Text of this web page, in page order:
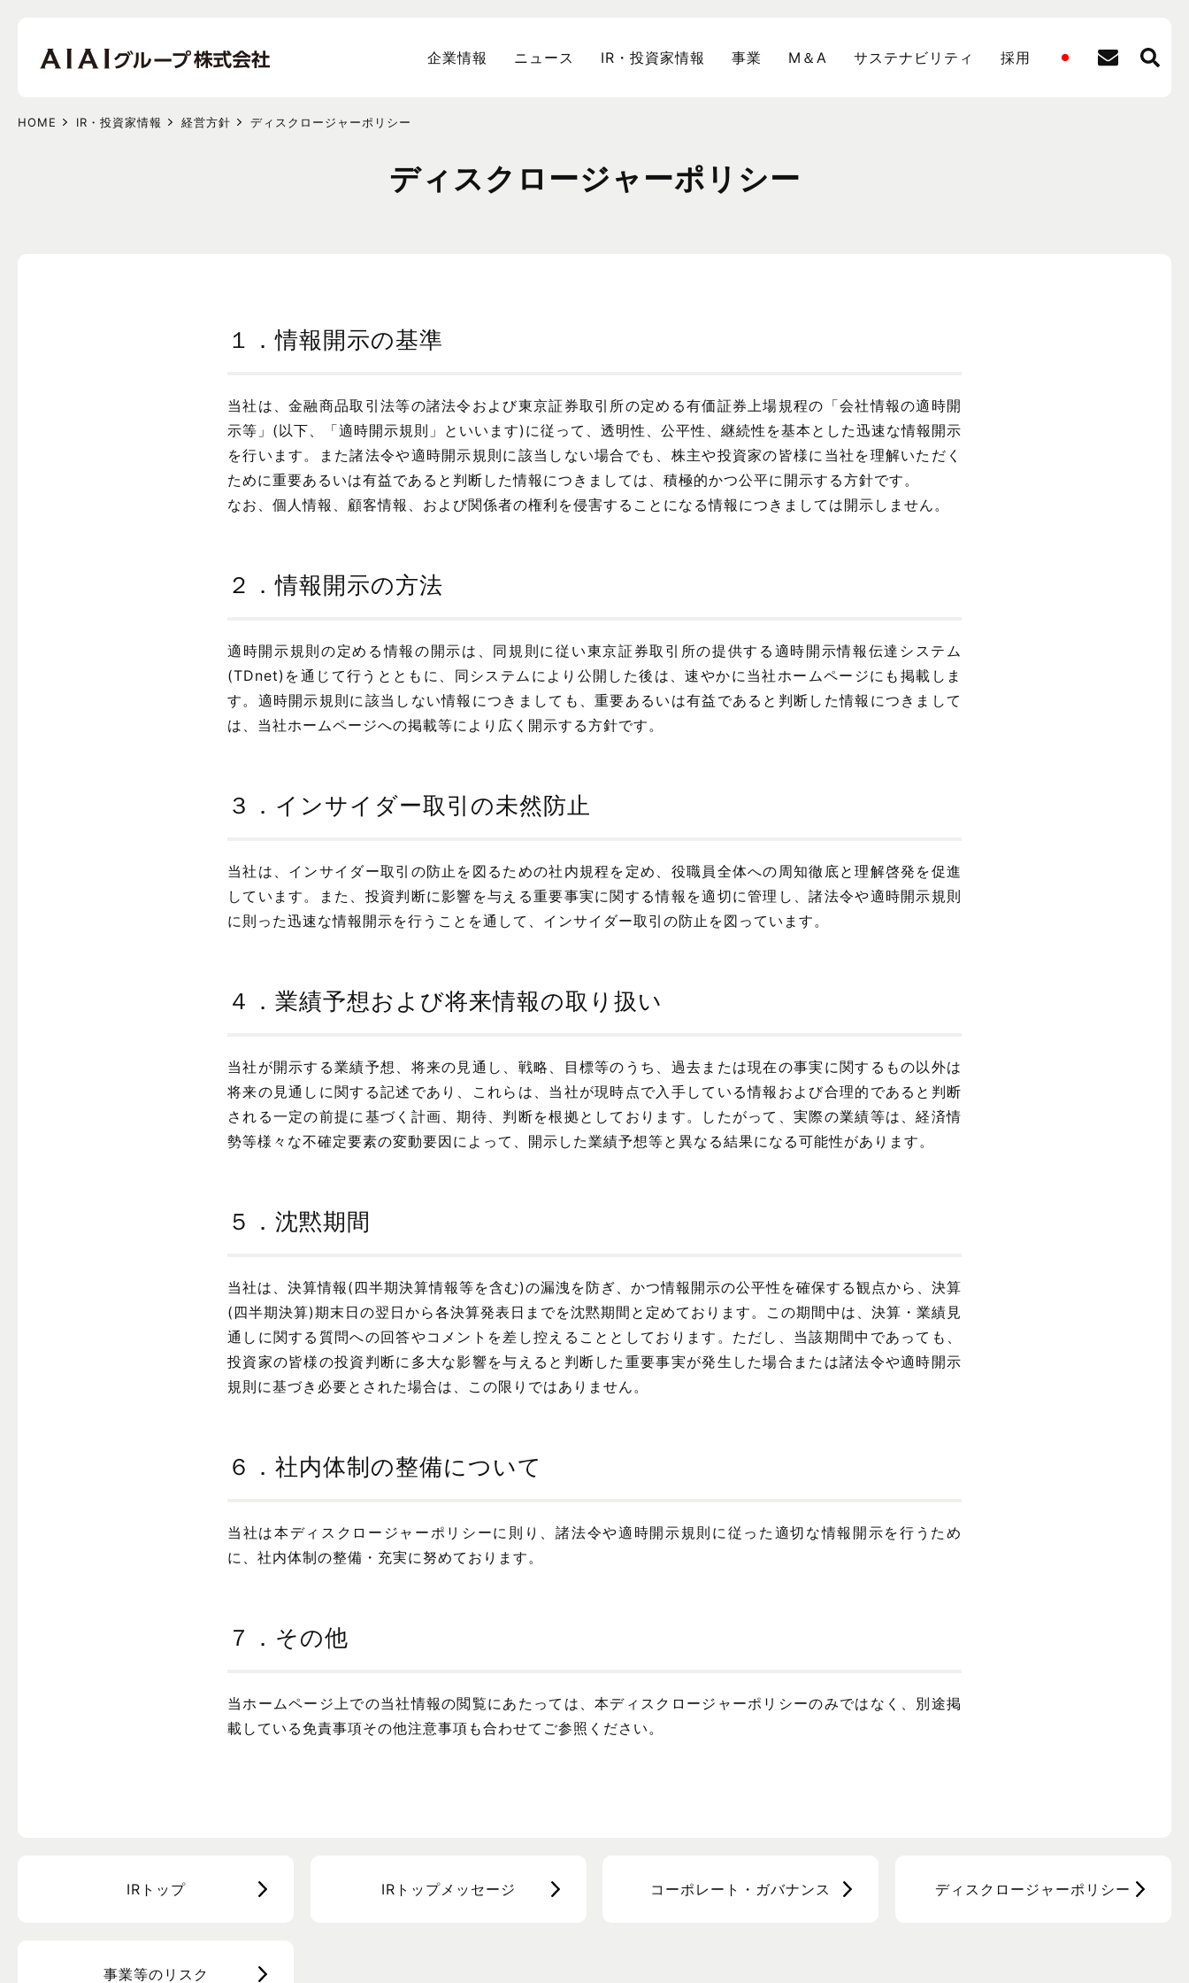
企業情報 ニュース IR・投資家情報 事業 M＆A サステナビリティ 採用
HOME IR・投資家情報 経営方針 ディスクロージャーポリシー
ディスクロージャーポリシー
１．情報開示の基準
当社は、金融商品取引法等の諸法令および東京証券取引所の定める有価証券上場規程の「会社情報の適時開
示等」(以下、「適時開示規則」といいます)に従って、透明性、公平性、継続性を基本とした迅速な情報開示
を行います。また諸法令や適時開示規則に該当しない場合でも、株主や投資家の皆様に当社を理解いただく
ために重要あるいは有益であると判断した情報につきましては、積極的かつ公平に開示する方針です。
なお、個人情報、顧客情報、および関係者の権利を侵害することになる情報につきましては開示しません。
２．情報開示の方法
適時開示規則の定める情報の開示は、同規則に従い東京証券取引所の提供する適時開示情報伝達システム
(TDnet)を通じて行うとともに、同システムにより公開した後は、速やかに当社ホームページにも掲載しま
す。適時開示規則に該当しない情報につきましても、重要あるいは有益であると判断した情報につきまして
は、当社ホームページへの掲載等により広く開示する方針です。
３．インサイダー取引の未然防止
当社は、インサイダー取引の防止を図るための社内規程を定め、役職員全体への周知徹底と理解啓発を促進
しています。また、投資判断に影響を与える重要事実に関する情報を適切に管理し、諸法令や適時開示規則
に則った迅速な情報開示を行うことを通して、インサイダー取引の防止を図っています。
４．業績予想および将来情報の取り扱い
当社が開示する業績予想、将来の見通し、戦略、目標等のうち、過去または現在の事実に関するもの以外は
将来の見通しに関する記述であり、これらは、当社が現時点で入手している情報および合理的であると判断
される一定の前提に基づく計画、期待、判断を根拠としております。したがって、実際の業績等は、経済情
勢等様々な不確定要素の変動要因によって、開示した業績予想等と異なる結果になる可能性があります。
５．沈黙期間
当社は、決算情報(四半期決算情報等を含む)の漏洩を防ぎ、かつ情報開示の公平性を確保する観点から、決算
(四半期決算)期末日の翌日から各決算発表日までを沈黙期間と定めております。この期間中は、決算・業績見
通しに関する質問への回答やコメントを差し控えることとしております。ただし、当該期間中であっても、
投資家の皆様の投資判断に多大な影響を与えると判断した重要事実が発生した場合または諸法令や適時開示
規則に基づき必要とされた場合は、この限りではありません。
６．社内体制の整備について
当社は本ディスクロージャーポリシーに則り、諸法令や適時開示規則に従った適切な情報開示を行うため
に、社内体制の整備・充実に努めております。
７．その他
当ホームページ上での当社情報の閲覧にあたっては、本ディスクロージャーポリシーのみではなく、別途掲
載している免責事項その他注意事項も合わせてご参照ください。
IRトップ IRトップメッセージ コーポレート・ガバナンス ディスクロージャーポリシー
事業等のリスク